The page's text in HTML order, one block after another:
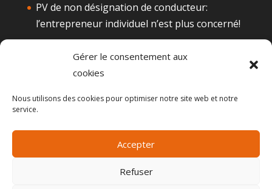
Gérer le consentement aux
cookies
Nous utilisons des cookies pour optimiser notre site web et notre
service.
Accepter
Refuser
PV de non désignation de conducteur:
l’entrepreneur individuel n’est plus concerné!
suspension de permis
Le permis de conduire probatoire